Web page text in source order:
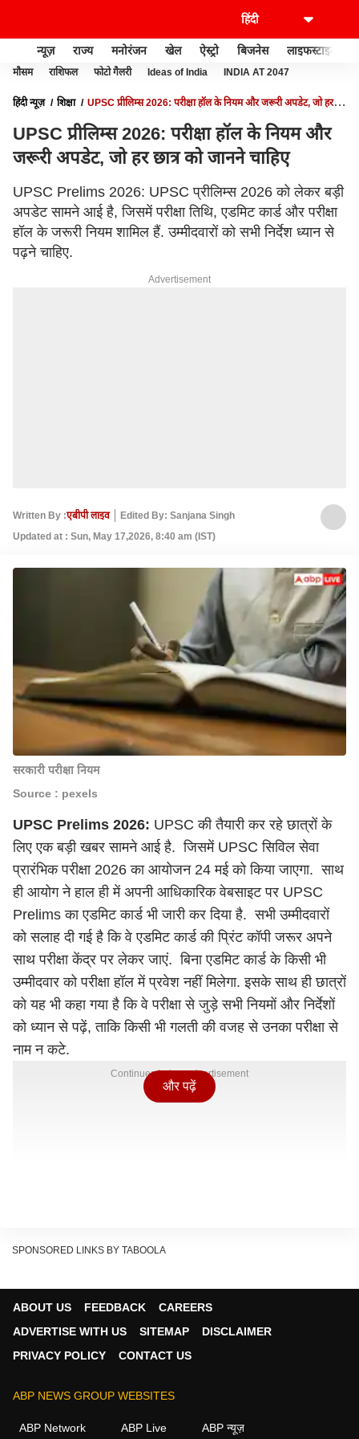
न्यूज़ राज्य मनोरंजन खेल ऐस्ट्रो बिजनेस लाइफस्टाइल
मौसम राशिफल फोटो गैलरी Ideas of India INDIA AT 2047
हिंदी न्यूज़ शिक्षा
UPSC प्रीलिम्स 2026: परीक्षा हॉल के नियम और जरूरी अपडेट, जो हर
UPSC प्रीलिम्स 2026: परीक्षा हॉल के नियम और
जरूरी अपडेट, जो हर छात्र को जानने चाहिए
UPSC Prelims 2026: UPSC प्रीलिम्स 2026 को लेकर बड़ी
अपडेट सामने आई है, जिसमें परीक्षा तिथि, एडमिट कार्ड और परीक्षा
हॉल के जरूरी नियम शामिल हैं. उम्मीदवारों को सभी निर्देश ध्यान से
पढ़ने चाहिए.
Advertisement
Written By :एबीपी लाइव
Edited By: Sanjana Singh
Updated at : Sun, May 17,2026, 8:40 am (IST)
सरकारी परीक्षा नियम
Source : pexels
UPSC Prelims 2026: UPSC की तैयारी कर रहे छात्रों के
लिए एक बड़ी खबर सामने आई है. जिसमें UPSC सिविल सेवा
प्रारंभिक परीक्षा 2026 का आयोजन 24 मई को किया जाएगा. साथ
ही आयोग ने हाल ही में अपनी आधिकारिक वेबसाइट पर UPSC
Prelims का एडमिट कार्ड भी जारी कर दिया है. सभी उम्मीदवारों
को सलाह दी गई है कि वे एडमिट कार्ड की प्रिंट कॉपी जरूर अपने
साथ परीक्षा केंद्र पर लेकर जाएं. बिना एडमिट कार्ड के किसी भी
उम्मीदवार को परीक्षा हॉल में प्रवेश नहीं मिलेगा. इसके साथ ही छात्रों
को यह भी कहा गया है कि वे परीक्षा से जुड़े सभी नियमों और निर्देशों
को ध्यान से पढ़ें, ताकि किसी भी गलती की वजह से उनका परीक्षा से
नाम न कटे.
Continues below advertisement
और पढ़ें
SPONSORED LINKS BY TABOOLA
ABOUT US FEEDBACK
CAREERS
ADVERTISE WITH US
SITEMAP
DISCLAIMER
PRIVACY POLICY
CONTACT US
ABP NEWS GROUP WEBSITES
ABP Network ABP Live ABP न्यूज़